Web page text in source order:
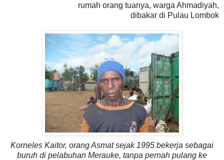
rumah orang tuanya, warga Ahmadiyah,
dibakar di Pulau Lombok
Korneles Kaitor, orang Asmat sejak 1995 bekerja sebagai
buruh di pelabuhan Merauke, tanpa pernah pulang ke